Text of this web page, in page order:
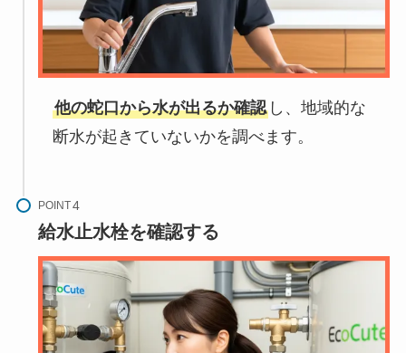
他の蛇口から水が出るか確認 し、地域的な
断水が起きていないかを調べます。
POINT
給水止水栓を確認する